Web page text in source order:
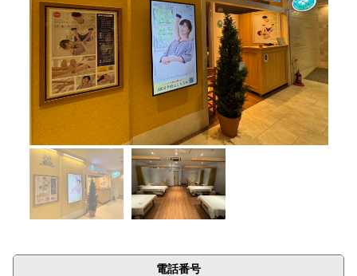
電話番号